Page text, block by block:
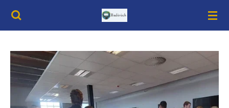
Ga
direct
naar
hoofdinhoud